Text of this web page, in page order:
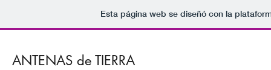
Esta página web se diseñó con la
ANTENAS de TIERRA